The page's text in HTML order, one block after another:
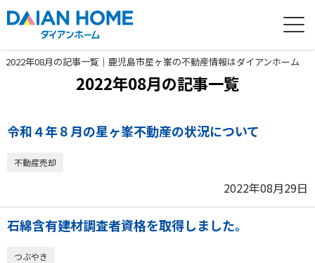
2022年08月の記事一覧｜鹿児島市星ヶ峯の不動産情報はダイアンホーム
2022年08月の記事一覧
令和４年８月の星ヶ峯不動産の状況について
不動産売却
2022年08月29日
石綿含有建材調査者資格を取得しました。
つぶやき